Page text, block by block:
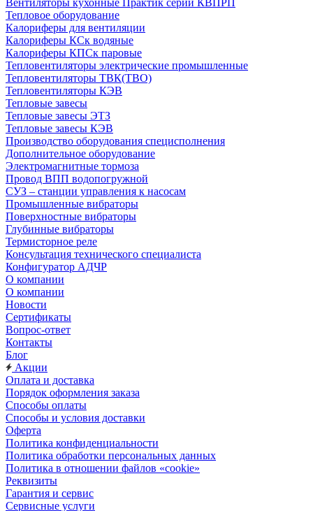
Вентиляторы кухонные Практик серии КВПРП
Тепловое оборудование
Калориферы для вентиляции
Калориферы КСк водяные
Калориферы КПСк паровые
Тепловентиляторы электрические промышленные
Тепловентиляторы ТВК(ТВО)
Тепловентиляторы КЭВ
Тепловые завесы
Тепловые завесы ЭТЗ
Тепловые завесы КЭВ
Производство оборудования специсполнения
Дополнительное оборудование
Электромагнитные тормоза
Провод ВПП водопогружной
СУЗ – станции управления к насосам
Промышленные вибраторы
Поверхностные вибраторы
Глубинные вибраторы
Термисторное реле
Консультация технического специалиста
Конфигуратор АДЧР
О компании
О компании
Новости
Сертификаты
Вопрос-ответ
Контакты
Блог
Акции
Оплата и доставка
Порядок оформления заказа
Способы оплаты
Способы и условия доставки
Оферта
Политика конфиденциальности
Политика обработки персональных данных
Политика в отношении файлов «cookie»
Реквизиты
Гарантия и сервис
Сервисные услуги